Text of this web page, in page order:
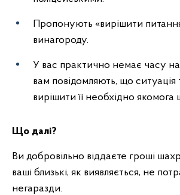
Пропонують «вирішити
винагороду.
У вас практично немає часу
вам повідомляють, що ситуація
вирішити її необхідно
Що далі?
Ви добровільно віддаєте гроші
ваші близькі, як виявляється, не
негаразди.